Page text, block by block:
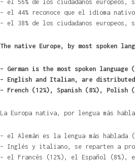
– el 56% de los ciudadanos
– el 44% reconoce que el idioma
– el 38% de los ciudadanos europeos,
The native Europe, by most spoken
– German is the most spoken language
– English and Italian, are
– French (12%), Spanish (8%), Polish
La Europa nativa, por lengua más
– el Alemán es la lengua más hablada
– Inglés y italiano, se reparten a
– el Francés (12%), el Español (8%),